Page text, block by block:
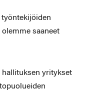
saaneet
yritykset